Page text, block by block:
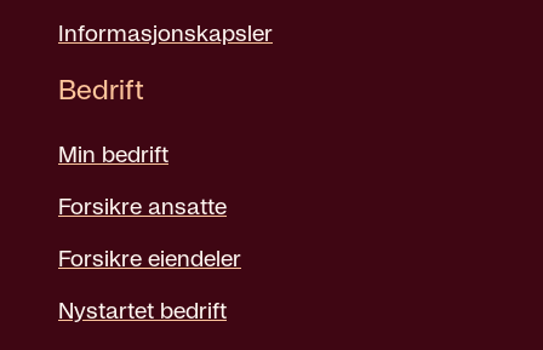
Informasjonskapsler
Bedrift
Min bedrift
Forsikre ansatte
Forsikre eiendeler
Nystartet bedrift